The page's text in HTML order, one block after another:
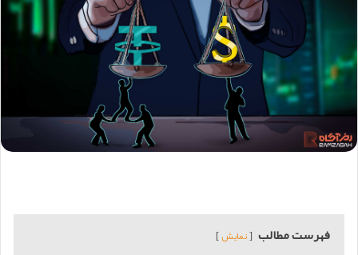
فهرست مطالب نمایش